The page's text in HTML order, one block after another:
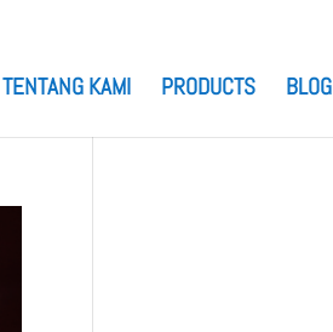
TENTANG KAMI PRODUCTS BLOG